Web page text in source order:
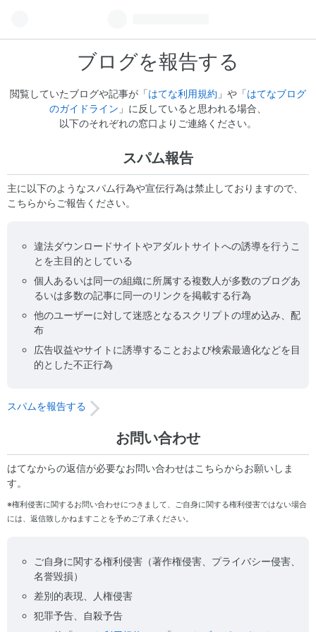
ブログを報告する
閲覧していたブログや記事が「はてな利用規約 」や「はてなブログ
のガイドライン 」に反していると思われる場合、
以下のそれぞれの窓口よりご連絡ください。
スパム報告
主に以下のようなスパム行為や宣伝行為は禁止しておりますので、
こちらからご報告ください。
違法ダウンロードサイトやアダルトサイトへの誘導を行うこ
とを主目的としている
個人あるいは同一の組織に所属する複数人が多数のブログあ
るいは多数の記事に同一のリンクを掲載する行為
他のユーザーに対して迷惑となるスクリプトの埋め込み、配
布
広告収益やサイトに誘導することおよび検索最適化などを目
的とした不正行為
スパムを報告する
お問い合わせ
はてなからの返信が必要なお問い合わせはこちらからお願いしま
す。
※権利侵害に関するお問い合わせにつきまして、ご自身に関する権利侵害ではない場合
には、返信致しかねますことを予めご了承ください。
ご自身に関する権利侵害（著作権侵害、プライバシー侵害、
名誉毀損）
差別的表現、人権侵害
犯罪予告、自殺予告